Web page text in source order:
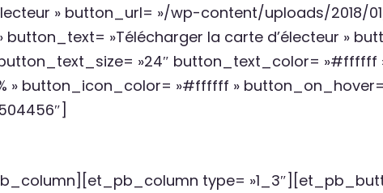
» button_url= »/wp-content/uploads/2018/
button_text= »Télécharger la carte d’électeur »
»24″ button_text_color= »#ffffff
» button_icon_color= »#ffffff »
type=